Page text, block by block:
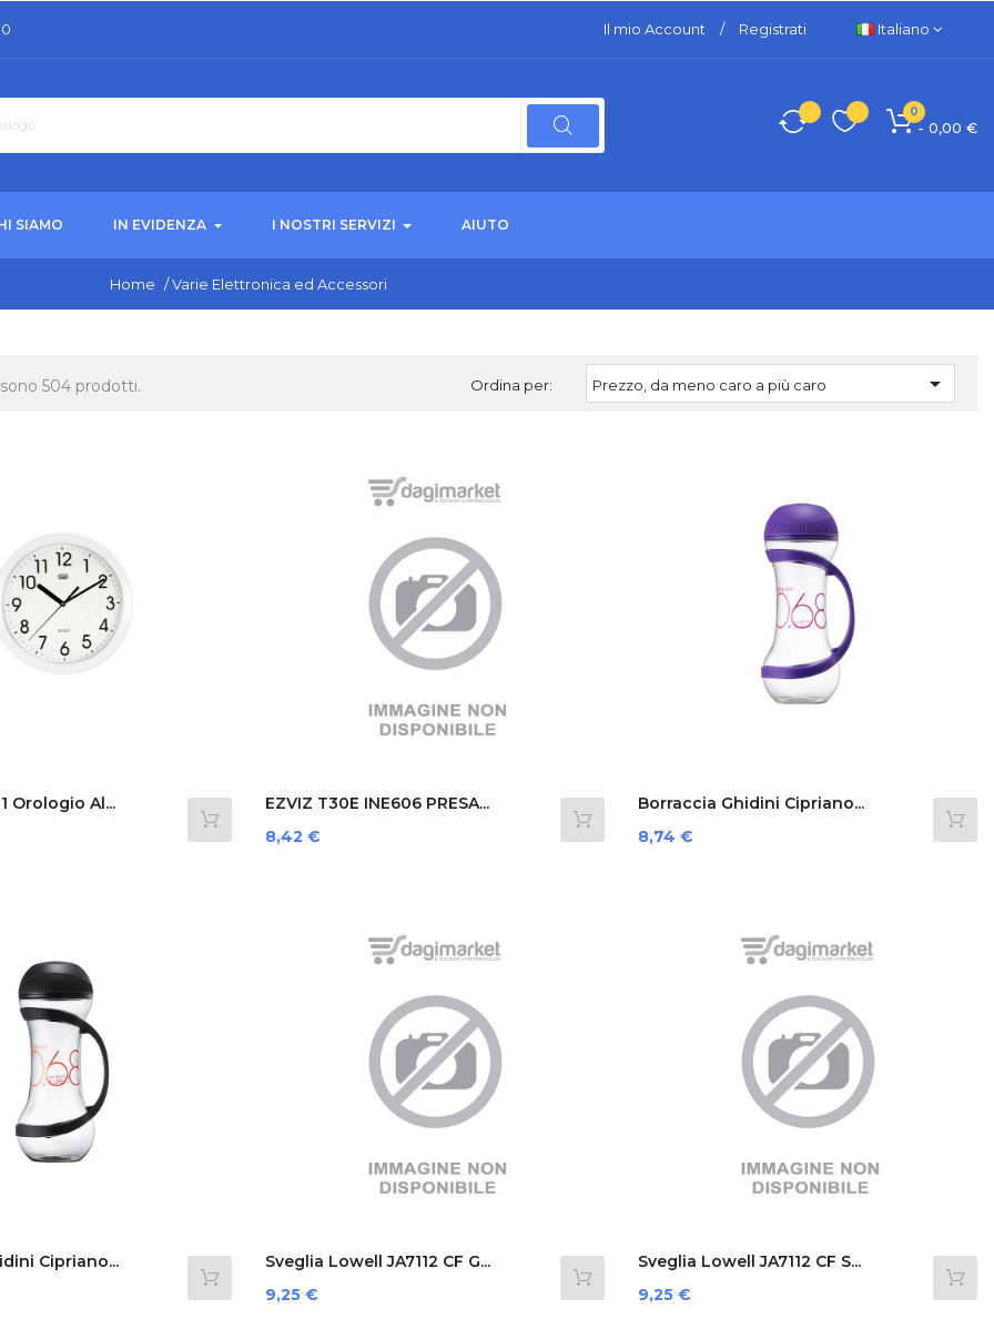
Il mio Account / Registrati Italiano
0
- 0,00 €
SIAMO IN EVIDENZA I NOSTRI SERVIZI AIUTO
Home /Varie Elettronica ed Accessori
504 prodotti. Ordina per: Prezzo, da meno caro a più caro 
Orologio Al...
EZVIZ T30E INE606 PRESA...
Prezzo
8,42 €
Borraccia Ghidini Cipriano...
Prezzo
8,74 €
Cipriano...
Sveglia Lowell JA7112 CF G...
Prezzo
9,25 €
Sveglia Lowell JA7112 CF S...
Prezzo
9,25 €